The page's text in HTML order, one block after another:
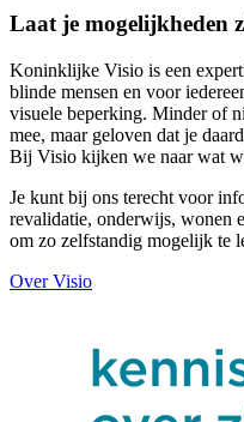
Laat je mogelijkheden
Koninklijke Visio is een
blinde mensen en voor
visuele beperking. Minder of
mee, maar geloven dat je
Bij Visio kijken we naar wat
Je kunt bij ons terecht voor
revalidatie, onderwijs, wonen
om zo zelfstandig mogelijk te
Over Visio